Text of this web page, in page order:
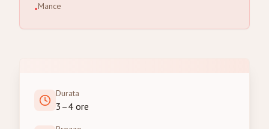
•Mance
Durata
3–4 ore